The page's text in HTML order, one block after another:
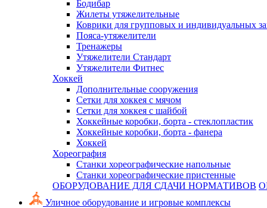
Бодибар
Жилеты утяжелительные
Коврики для групповых и индивидуальных
Пояса-утяжелители
Тренажеры
Утяжелители Стандарт
Утяжелители Фитнес
Хоккей
Дополнительные сооружения
Сетки для хоккея с мячом
Сетки для хоккея с шайбой
Хоккейные коробки, борта - стеклопластик
Хоккейные коробки, борта - фанера
Хоккей
Хореография
Станки хореографические напольные
Станки хореографические пристенные
ОБОРУДОВАНИЕ ДЛЯ СДАЧИ НОРМАТИВОВ
Уличное оборудование и игровые комплексы